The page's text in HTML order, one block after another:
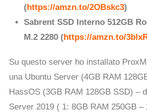
(https://amzn.to/2OBskc3)
Sabrent SSD Interno 512GB
M.2 2280 (https://amzn.to/
Su questo server ho installato
una Ubuntu Server (4GB RAM
HassOS (3GB RAM 128GB SSD) –
Server 2019 ( 1: 8GB RAM 250GB –